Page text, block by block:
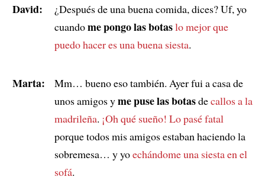
David:
¿Después de una buena comida, dices? Uf, yo
cuandome pongo las botaslo mejor que
puedo haceres una buena siesta.
Marta:
Mm… bueno eso también. Ayer fui a casa de
unos amigos yme puse las botasdecallos a la
madrileña. ¡Oh qué sueño! Lo pasé fatal
porque todos mis amigos estaban haciendo la
sobremesa… y yoechándome una siesta en el
sofá.